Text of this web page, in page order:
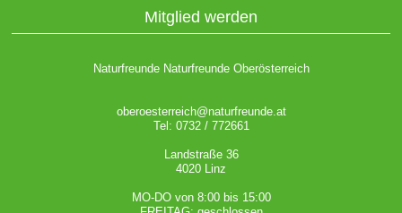
Mitglied werden
Naturfreunde Naturfreunde Oberösterreich
oberoesterreich@naturfreunde.at
Tel: 0732 / 772661
Landstraße 36
4020 Linz
MO-DO von 8:00 bis 15:00